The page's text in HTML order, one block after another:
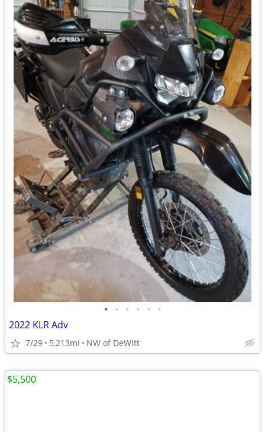
• • • • • •
2022 KLR Adv
7/29 5,213mi NW of DeWitt
$5,500